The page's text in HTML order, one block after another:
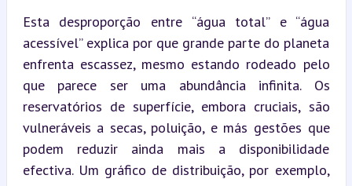
Esta desproporção entre “água total” e “água
acessível” explica por que grande parte do planeta
enfrenta escassez, mesmo estando rodeado pelo
que parece ser uma abundância infinita. Os
reservatórios de superfície, embora cruciais, são
vulneráveis a secas, poluição, e más gestões que
podem reduzir ainda mais a disponibilidade
efectiva. Um gráfico de distribuição, por exemplo,